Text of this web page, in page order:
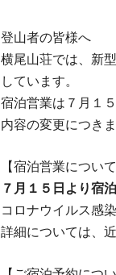
登山者の皆様へ
横尾山荘では、新
しています。
宿泊営業は７月１
内容の変更につき
【宿泊営業について
７月１５日より宿
コロナウイルス感
詳細については、